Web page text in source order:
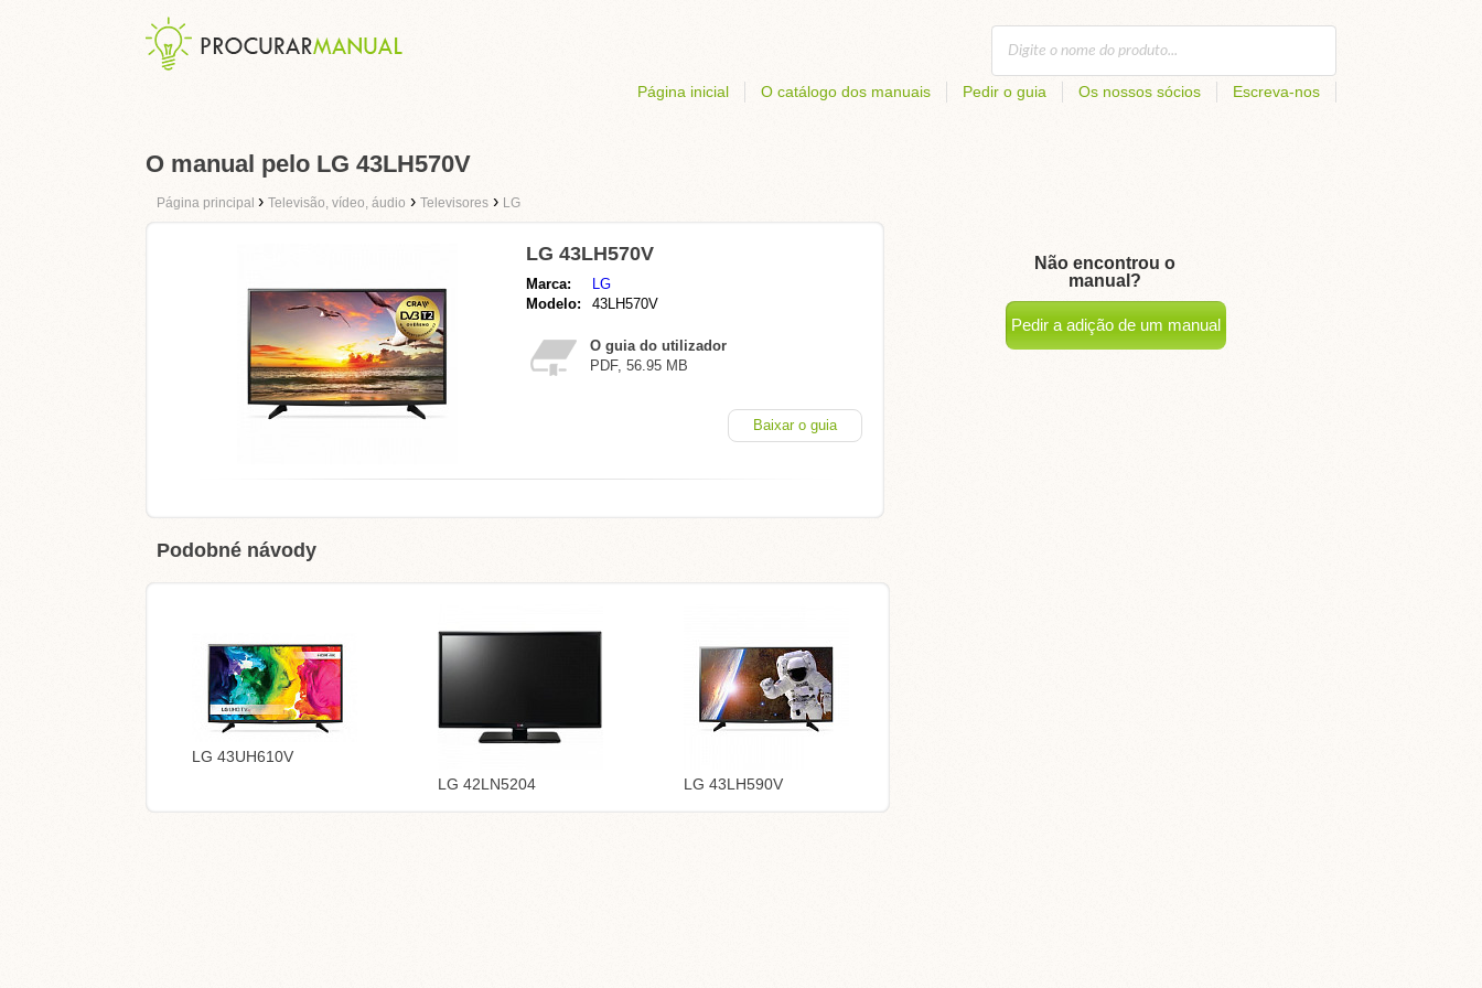
Página inicial O catálogo dos manuais Pedir o guia Os nossos sócios Escreva-nos
O manual pelo LG 43LH570V
Página principal › Televisão, vídeo, áudio › Televisores › LG
LG 43LH570V
Marca:
LG
Modelo:
43LH570V
O guia do utilizador
PDF, 56.95 MB
Baixar o guia
Podobné návody
LG 43UH610V
LG 42LN5204
LG 43LH590V
Não encontrou o
manual?
Pedir a adição de um manual